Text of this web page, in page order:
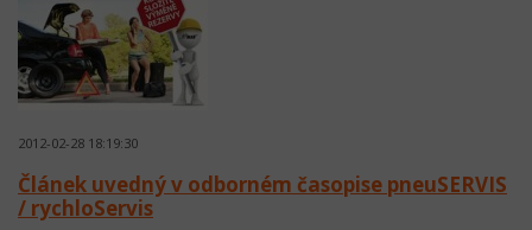
2012-02-28 18:19:30
Článek uvedný v odborném časopise pneuSERVIS
/ rychloServis